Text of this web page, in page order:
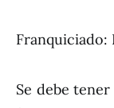
Franquiciado:
Se debe